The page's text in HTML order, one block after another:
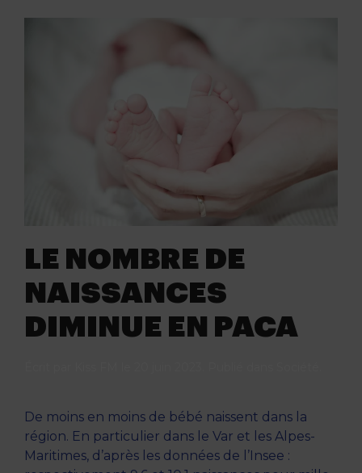
LE NOMBRE DE
NAISSANCES
DIMINUE EN PACA
De moins en moins de bébé naissent dans la
région. En particulier dans le Var et les Alpes-
Maritimes, d’après les données de l’Insee :